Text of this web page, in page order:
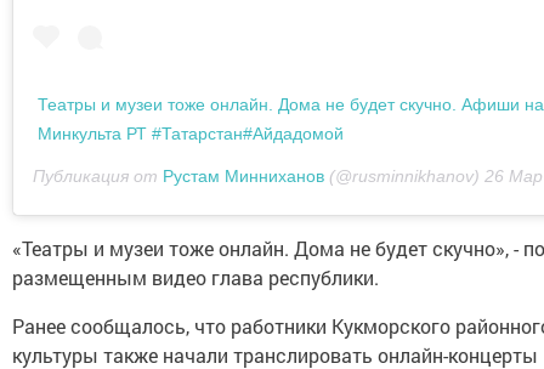
Театры и музеи тоже онлайн. Дома не будет скучно. Афиши
Минкульта РТ #Татарстан#Айдадомой
Публикация от Рустам Минниханов (@rusminnikhanov) 26 Мар
«Театры и музеи тоже онлайн. Дома не будет скучно», -
размещенным видео глава республики.
Ранее сообщалось, что работники Кукморского
культуры также начали транслировать онлайн-